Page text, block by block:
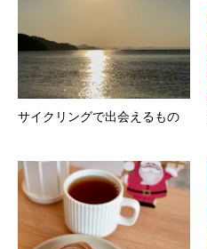
サイクリングで出会えるもの